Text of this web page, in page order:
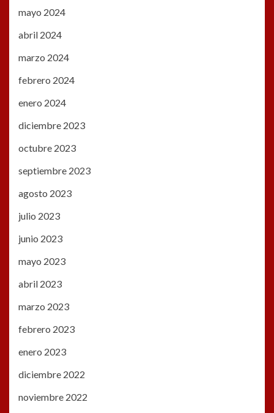
mayo 2024
abril 2024
marzo 2024
febrero 2024
enero 2024
diciembre 2023
octubre 2023
septiembre 2023
agosto 2023
julio 2023
junio 2023
mayo 2023
abril 2023
marzo 2023
febrero 2023
enero 2023
diciembre 2022
noviembre 2022